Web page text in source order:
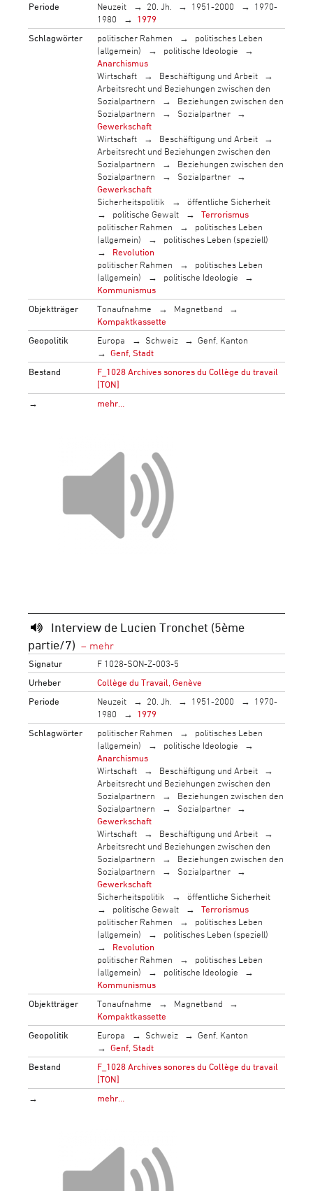
Periode Neuzeit 20. Jh. 1951-2000
1970-
1980
1979
Schlagwörter
politischer Rahmen
politisches Leben
(allgemein)
politische Ideologie
Anarchismus
Wirtschaft
Beschäftigung und Arbeit
Arbeitsrecht und Beziehungen zwischen den
Sozialpartnern
Beziehungen zwischen den
Sozialpartnern
Sozialpartner
Gewerkschaft
Wirtschaft
Beschäftigung und Arbeit
Arbeitsrecht und Beziehungen zwischen den
Sozialpartnern
Beziehungen zwischen den
Sozialpartnern
Sozialpartner
Gewerkschaft
Sicherheitspolitik
öffentliche Sicherheit
politische Gewalt
Terrorismus
politischer Rahmen
politisches Leben
(allgemein)
politisches Leben (speziell)
Revolution
politischer Rahmen
politisches Leben
(allgemein)
politische Ideologie
Kommunismus
Objektträger
Tonaufnahme
Magnetband
Kompaktkassette
Geopolitik
Europa Schweiz
Genf, Kanton
Genf, Stadt
Bestand
F_1028 Archives sonores du Collège du travail
[TON]
→
mehr…
Interview de Lucien Tronchet (5ème
partie/7)
Signatur
F 1028-SON-Z-003-5
Urheber
Collège du Travail, Genève
Periode
Neuzeit 20. Jh. 1951-2000
1970-
1980
1979
Schlagwörter
politischer Rahmen
politisches Leben
(allgemein)
politische Ideologie
Anarchismus
Wirtschaft
Beschäftigung und Arbeit
Arbeitsrecht und Beziehungen zwischen den
Sozialpartnern
Beziehungen zwischen den
Sozialpartnern
Sozialpartner
Gewerkschaft
Wirtschaft
Beschäftigung und Arbeit
Arbeitsrecht und Beziehungen zwischen den
Sozialpartnern
Beziehungen zwischen den
Sozialpartnern
Sozialpartner
Gewerkschaft
Sicherheitspolitik
öffentliche Sicherheit
politische Gewalt
Terrorismus
politischer Rahmen
politisches Leben
(allgemein)
politisches Leben (speziell)
Revolution
politischer Rahmen
politisches Leben
(allgemein)
politische Ideologie
Kommunismus
Objektträger
Tonaufnahme
Magnetband
Kompaktkassette
Geopolitik
Europa Schweiz
Genf, Kanton
Genf, Stadt
Bestand
F_1028 Archives sonores du Collège du travail
[TON]
→
mehr…